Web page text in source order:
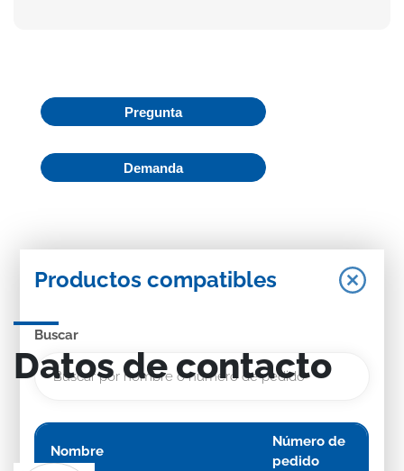
Pregunta
Demanda
Productos compatibles
Buscar
Nombre
Número de
pedido
Datos de contacto